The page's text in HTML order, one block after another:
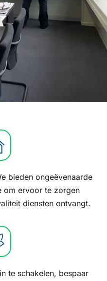
bieden ongeëvenaarde
om ervoor te zorgen
diensten ontvangt.
te schakelen, bespaar